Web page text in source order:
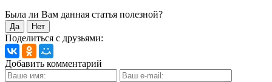
Была ли Вам данная статья полезной?
Да Нет
Поделиться с друзьями:
Добавить комментарий